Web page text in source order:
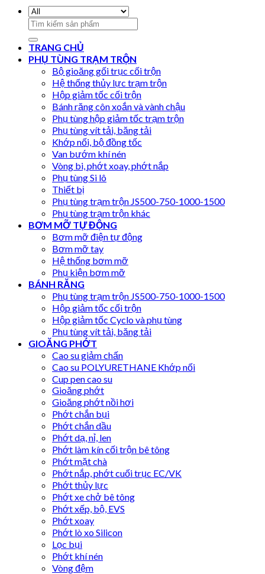
Search
for:
TRANG CHỦ
PHỤ TÙNG TRẠM TRỘN
Bộ gioăng gối trục cối trộn
Hệ thống thủy lực trạm trộn
Hộp giảm tốc cối trộn
Bánh răng côn xoắn và vành chậu
Phụ tùng hộp giảm tốc trạm trộn
Phụ tùng vít tải, băng tải
Khớp nối, bộ đồng tốc
Van bướm khí nén
Vòng bi, phớt xoay, phớt nắp
Phụ tùng Si lô
Thiết bị
Phụ tùng trạm trộn JS500-750-1000-1500
Phụ tùng trạm trộn khác
BƠM MỠ TỰ ĐỘNG
Bơm mỡ điện tự động
Bơm mỡ tay
Hệ thống bơm mỡ
Phụ kiện bơm mỡ
BÁNH RĂNG
Phụ tùng trạm trộn JS500-750-1000-1500
Hộp giảm tốc cối trộn
Hộp giảm tốc Cyclo và phụ tùng
Phụ tùng vít tải, băng tải
GIOĂNG PHỚT
Cao su giảm chấn
Cao su POLYURETHANE Khớp nối
Cup pen cao su
Gioăng phớt
Gioăng phớt nồi hơi
Phớt chắn bụi
Phớt chắn dầu
Phớt dạ, nỉ, len
Phớt làm kín cối trộn bê tông
Phớt mặt chà
Phớt nắp, phớt cuối trục EC/VK
Phớt thủy lực
Phớt xe chở bê tông
Phớt xếp, bộ, EVS
Phớt xoay
Phớt lò xo Silicon
Lọc bụi
Phớt khí nén
Vòng đệm